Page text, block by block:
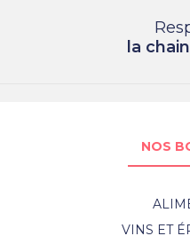
la
NOS
VINS ET